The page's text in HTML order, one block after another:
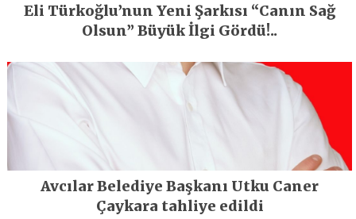
Eli Türkoğlu’nun Yeni Şarkısı “Canın Sağ
Olsun” Büyük İlgi Gördü!..
Avcılar Belediye Başkanı Utku Caner
Çaykara tahliye edildi